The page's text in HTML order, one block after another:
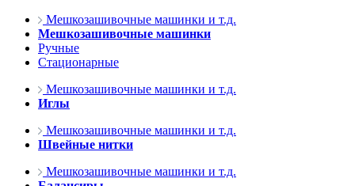
Мешкозашивочные машинки и т.д.
Мешкозашивочные машинки
Ручные
Стационарные
Мешкозашивочные машинки и т.д.
Иглы
Мешкозашивочные машинки и т.д.
Швейные нитки
Мешкозашивочные машинки и т.д.